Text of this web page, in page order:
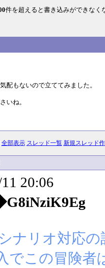
件を超えると書き込みができなく
配もないので立ててみました。
いね。
全部表示 スレッド一覧 新規スレッド
20:06
ナリオ対応
でこの冒険